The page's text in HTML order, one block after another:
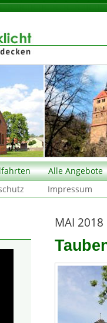
Alle Angebote
Impressum
MAI 2018